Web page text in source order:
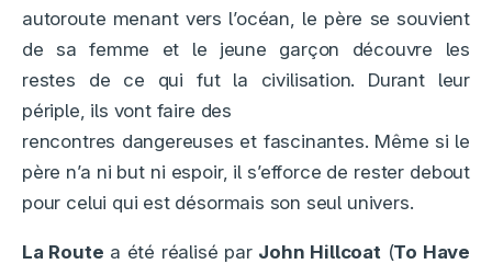
autoroute menant vers l’océan, le père se souvient
de sa femme et le jeune garçon découvre les
restes de ce qui fut la civilisation. Durant leur
périple, ils vont faire des
rencontres dangereuses et fascinantes. Même si le
père n’a ni but ni espoir, il s’efforce de rester debout
pour celui qui est désormais son seul univers.
La Route a été réalisé par John Hillcoat(To Have